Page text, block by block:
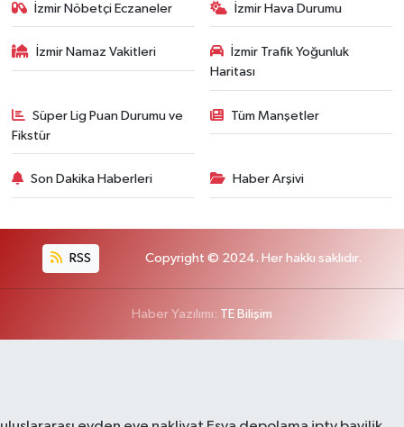
İzmir Nöbetçi Eczaneler İzmir Hava Durumu
İzmir Namaz Vakitleri
İzmir Trafik Yoğunluk
Haritası
Süper Lig Puan Durumu ve
Fikstür
Tüm Manşetler
Son Dakika Haberleri Haber Arşivi
RSS Copyright © 2024. Her hakkı saklıdır.
Haber Yazılımı: TE Bilişim